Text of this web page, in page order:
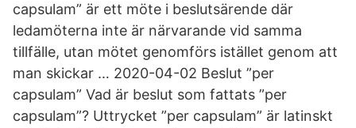
capsulam” är ett möte i beslutsärende där
ledamöterna inte är närvarande vid samma
tillfälle, utan mötet genomförs istället genom att
man skickar … 2020-04-02 Beslut ”per
capsulam” Vad är beslut som fattats ”per
capsulam”? Uttrycket ”per capsulam” är latinskt